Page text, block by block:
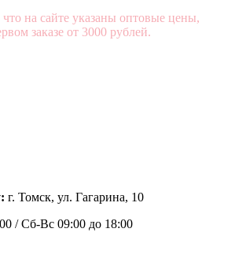
на сайте указаны оптовые цены,
заказе от 3000 рублей.
г. Томск, ул. Гагарина, 10
/Сб-Вс 09:00 до 18:00